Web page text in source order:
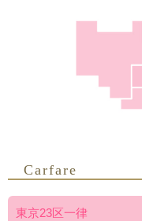
Carfare
東京23区一律